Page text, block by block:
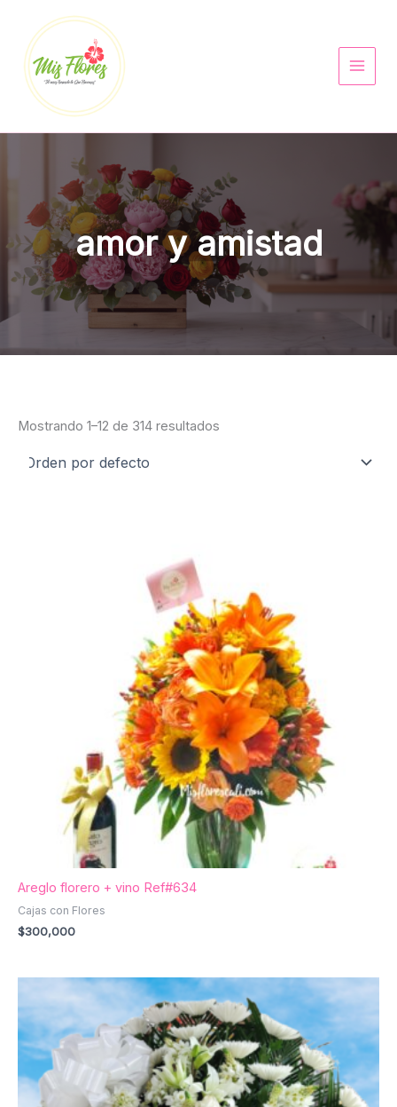
contenido
amor y amistad
Mostrando 1–12 de 314 resultados
Areglo florero + vino Ref#634
Cajas con Flores
$300,000